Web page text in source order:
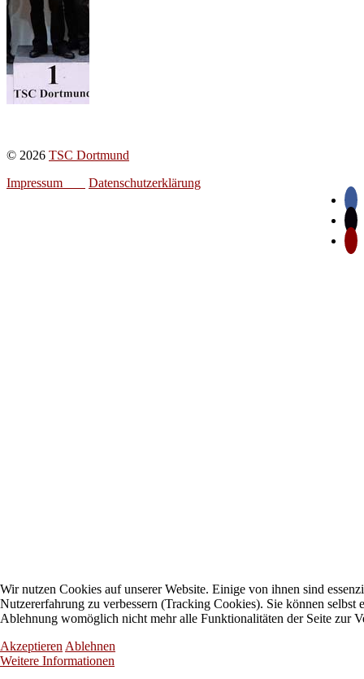
© 2026 TSC Dortmund
Impressum
Datenschutzerklärung
Wir nutzen Cookies auf unserer Website. Einige von ihnen sind
Nutzererfahrung zu verbessern (Tracking Cookies). Sie können selbst
Ablehnung womöglich nicht mehr alle Funktionalitäten der Seite zur
Akzeptieren Ablehnen
Weitere Informationen